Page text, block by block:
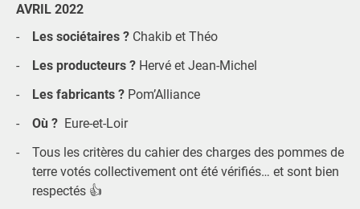
AVRIL 2022
Les sociétaires ? Chakib et Théo
Les producteurs ? Hervé et Jean-Michel
Les fabricants ? Pom’Alliance
Où ? Eure-et-Loir
Tous les critères du cahier des charges des pommes de
terre votés collectivement ont été vérifiés… et sont bien
respectés 👍